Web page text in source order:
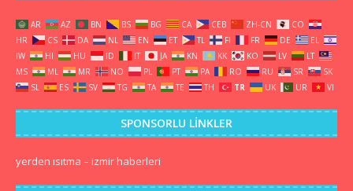
AR AZ BN BS BG CA CEB ZH-CN
CO
HR
CS DA NL EN ET TL FI FR DE
EL
IW
HI HU ID IT JA KN KK KO LV
LT
MS
ML MR NO PL PT PA RO RU SR
SK
SL
ES SV TG TA TE TH TR UK UR VI
SPONSORLU LINKLER
yerden ısıtma – izmir haberleri